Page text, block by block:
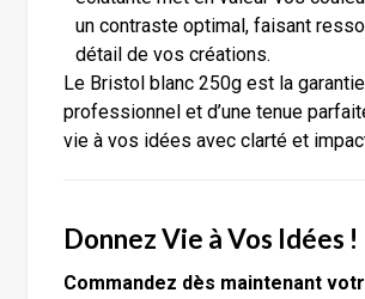
un contraste optimal, faisant
détail de vos créations.
Le Bristol blanc 250g est la
professionnel et d’une tenue
vie à vos idées avec clarté et
Donnez Vie à Vos Idées !
Commandez dès maintenant